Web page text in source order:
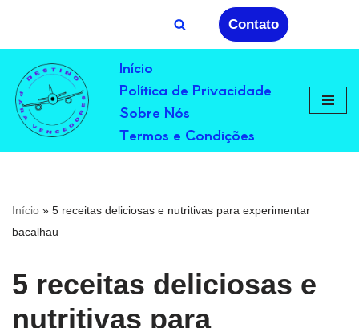
para
o
conteúdo
Contato
Início
Política de Privacidade
Sobre Nós
Termos e Condições
Início » 5 receitas deliciosas e nutritivas para experimentar
bacalhau
5 receitas deliciosas e
nutritivas para